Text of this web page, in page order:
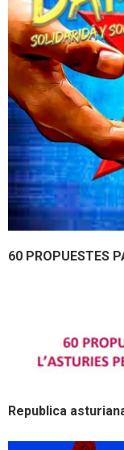
60 PROPUESTES
Republica